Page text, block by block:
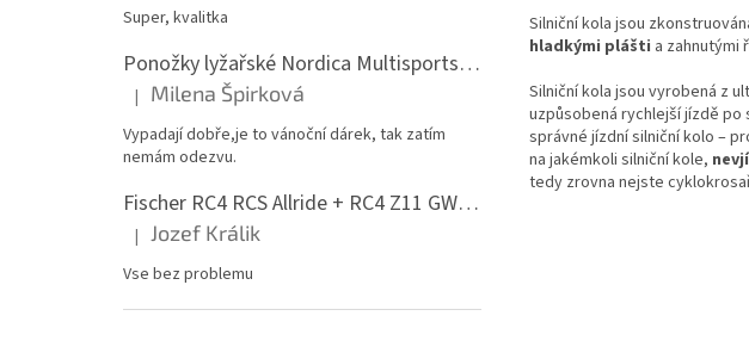
Super, kvalitka
Ponožky lyžařské Nordica Multisports Winter dvojbalení
Hodnocení produktu je 5 z 5 hvězdiček.
| Milena Špirková
Vypadají dobře,je to vánoční dárek, tak zatím
nemám odezvu.
Fischer RC4 RCS Allride + RC4 Z11 GW PR
Hodnocení produktu je 5 z 5 hvězdiček.
| Jozef Králik
Vse bez problemu
Silniční kola jsou
hladkými plášti a zahnutými
Silniční kola jsou vyrobená z
uzpůsobená rychlejší jízdě
správné jízdní silniční kolo –
na jakémkoli silniční kole,
tedy zrovna nejste